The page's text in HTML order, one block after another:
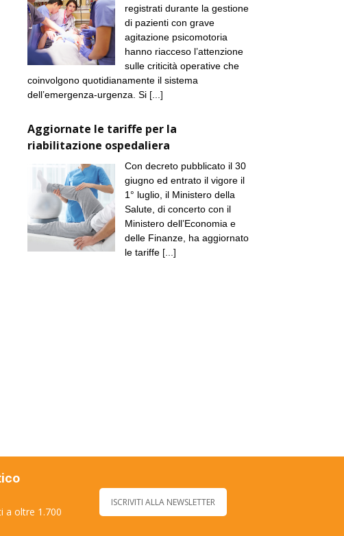
registrati durante la gestione
di pazienti con grave
agitazione psicomotoria
hanno riacceso l’attenzione
sulle criticità operative che
coinvolgono quotidianamente il sistema
dell’emergenza-urgenza. Si [...]
Aggiornate le tariffe per la
riabilitazione ospedaliera
Con decreto pubblicato il 30
giugno ed entrato il vigore il
1° luglio, il Ministero della
Salute, di concerto con il
Ministero dell’Economia e
delle Finanze, ha aggiornato
le tariffe [...]
a oltre 1.700
ISCRIVITI ALLA NEWSLETTER